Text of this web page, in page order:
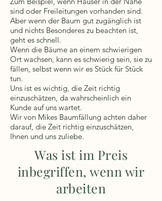
sind oder Freileitungen vorhanden sind.
Aber wenn der Baum gut zugänglich ist
und nichts Besonderes zu beachten ist,
geht es schnell.
Wenn die Bäume an einem schwierigen
Ort wachsen, kann es schwierig sein, sie zu
fällen, selbst wenn wir es Stück für Stück
tun.
Uns ist es wichtig, die Zeit richtig
einzuschätzen, da wahrscheinlich ein
Kunde auf uns wartet.
Wir von Mikes Baumfällung achten daher
darauf, die Zeit richtig einzuschätzen,
Ihnen und uns zuliebe.
Was ist im Preis
inbegriffen, wenn wir
arbeiten